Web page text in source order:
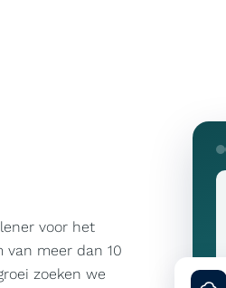
voor het
van meer dan 10
zoeken we